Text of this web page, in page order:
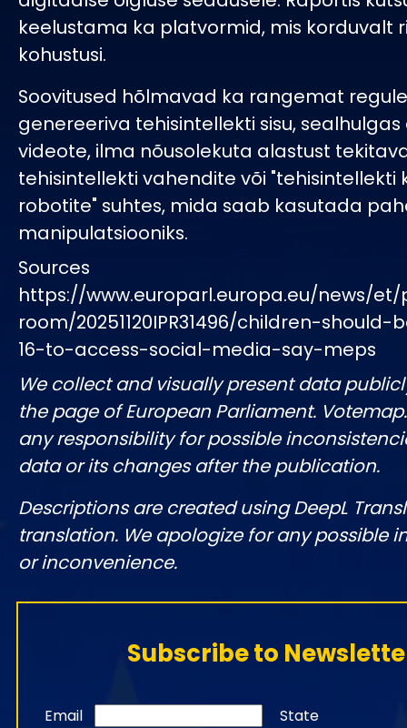
keelustama ka platvormid, mis korduvalt
kohustusi.
Soovitused hõlmavad ka rangemat
genereeriva tehisintellekti sisu,
videote, ilma nõusolekuta alastust
tehisintellekti vahendite või "tehisintellekti
robotite" suhtes, mida saab kasutada
manipulatsiooniks.
Sources
https://www.europarl.europa.eu/news/
room/20251120IPR31496/children-
16-to-access-social-media-say-meps
We collect and visually present data
the page of European Parliament.
any responsibility for possible
data or its changes after the publication.
Descriptions are created using DeepL
translation. We apologize for any possible
or inconvenience.
Subscribe to
Email State